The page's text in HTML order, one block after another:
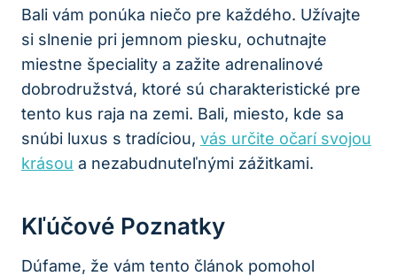
Bali vám ponúka niečo pre každého. Užívajte
si slnenie pri jemnom piesku, ochutnajte
miestne špeciality a zažite adrenalinové
dobrodružstvá, ktoré sú charakteristické pre
tento kus raja na zemi. Bali, miesto, kde sa
snúbi luxus s tradíciou, vás určite očarí svojou
krásou a nezabudnuteľnými zážitkami.
Kľúčové Poznatky
Dúfame, že vám tento článok pomohol